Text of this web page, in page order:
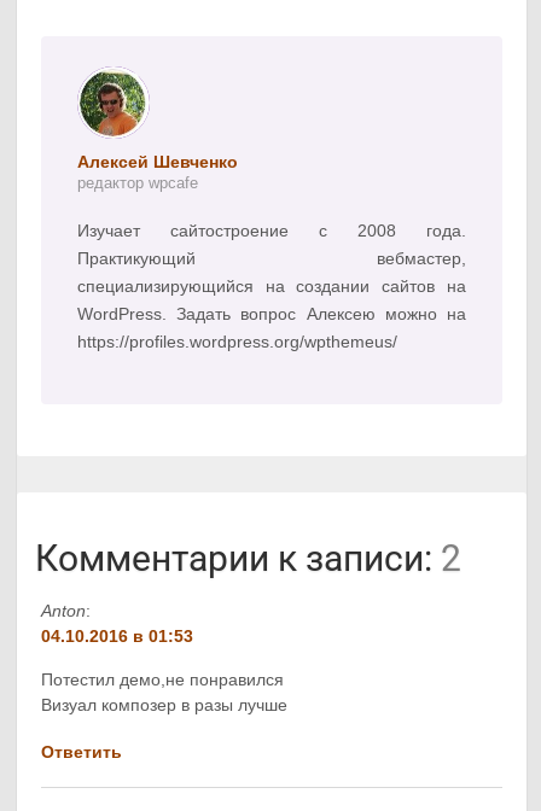
Алексей Шевченко
редактор wpcafe
Изучает сайтостроение с 2008 года.
Практикующий вебмастер,
специализирующийся на создании сайтов на
WordPress. Задать вопрос Алексею можно на
https://profiles.wordpress.org/wpthemeus/
Комментарии к записи: 2
Anton:
04.10.2016 в 01:53
Потестил демо,не понравился
Визуал композер в разы лучше
Ответить